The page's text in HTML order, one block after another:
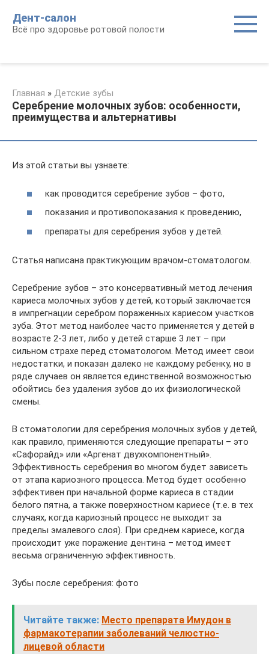
контенту
Дент-салон
Всё про здоровье ротовой полости
Главная » Детские зубы
Серебрение молочных зубов: особенности,
преимущества и альтернативы
Из этой статьи вы узнаете:
как проводится серебрение зубов – фото,
показания и противопоказания к проведению,
препараты для серебрения зубов у детей.
Статья написана практикующим врачом-стоматологом.
Серебрение зубов – это консервативный метод лечения
кариеса молочных зубов у детей, который заключается
в импрегнации серебром пораженных кариесом участков
зуба. Этот метод наиболее часто применяется у детей в
возрасте 2-3 лет, либо у детей старше 3 лет – при
сильном страхе перед стоматологом. Метод имеет свои
недостатки, и показан далеко не каждому ребенку, но в
ряде случаев он является единственной возможностью
обойтись без удаления зубов до их физиологической
смены.
В стоматологии для серебрения молочных зубов у детей,
как правило, применяются следующие препараты – это
«Сафорайд» или «Аргенат двухкомпонентный».
Эффективность серебрения во многом будет зависеть
от этапа кариозного процесса. Метод будет особенно
эффективен при начальной форме кариеса в стадии
белого пятна, а также поверхностном кариесе (т.е. в тех
случаях, когда кариозный процесс не выходит за
пределы эмалевого слоя). При среднем кариесе, когда
происходит уже поражение дентина – метод имеет
весьма ограниченную эффективность.
Зубы после серебрения: фото
Читайте также: Место препарата Имудон в
фармакотерапии заболеваний челюстно-
лицевой области